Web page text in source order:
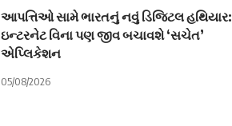
આપત્તિઓ સામે ભારતનું નવું ડિજિટલ હથિયાર:
ઇન્ટરનેટ વિના પણ જીવ બચાવશે ‘સચેત’
એપ્લિકેશન
05/08/2026